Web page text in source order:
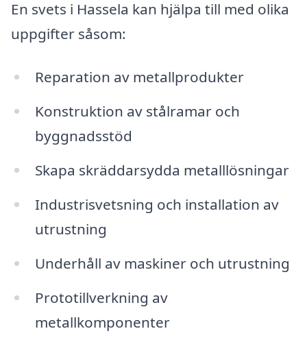
En svets i Hassela kan hjälpa till med olika
uppgifter såsom:
Reparation av metallprodukter
Konstruktion av stålramar och
byggnadsstöd
Skapa skräddarsydda metalllösningar
Industrisvetsning och installation av
utrustning
Underhåll av maskiner och utrustning
Prototillverkning av
metallkomponenter